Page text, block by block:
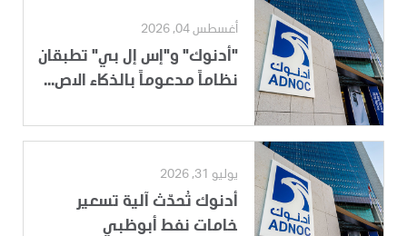
أغسطس 04, 2026
"أدنوك" و"إس إل بي" تطبقان
نظاماً مدعوماً بالذكاء الاص...
يوليو 31, 2026
أدنوك تُحدّث آلية تسعير
خامات نفط أبوظبي